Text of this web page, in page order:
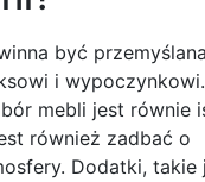
być
i
mebli jest równie
również zadbać o
Dodatki, takie